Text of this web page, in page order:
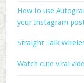
How to use
your Instagram
Straight Talk
Watch cute viral